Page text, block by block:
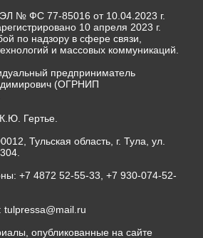
ЭЛ № ФС 77-85016 от 10.04.2023 г.
10 апреля 2023 г.
по надзору в сфере связи,
и массовых коммуникаций.
предприниматель
(ОГРНИП
Гертье.
Тульская область, г. Тула, ул.
+7 4872 52-55-33, +7 930-074-52-
tulpressa@mail.ru
опубликованные на сайте